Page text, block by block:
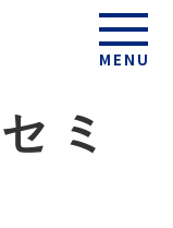
MENU
ミ